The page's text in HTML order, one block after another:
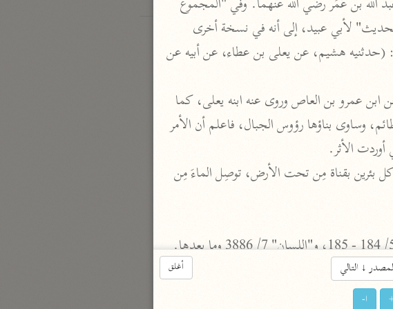
للكتاب، ورد: (ومنه حديث عبد الله بن عَمرو). ثم ذكرت هذه النسخةُ السندَ، وهو: (حدثنيه هشيم، عن يعلى بن عطاء، عن أبيه عن
في "تهذيب التهذيب" 3/ 111. ونصه عند أبي عبيد: (إذا رأيت مكة قد بُعِجت كظائم، وساوى بناؤها رؤوس الجبال، فاعلم أن الأمر
و (الكظائم)، جمع: كِظَامَة، وهي: آبارٌ تُحفَر، ويُباعَد ما بينها، ثم يُحفَر ما بين كل بئرين بقناة مِن تحت الأرض، توصِل الماءَ مِن
أغلق ↓التالي
ا-